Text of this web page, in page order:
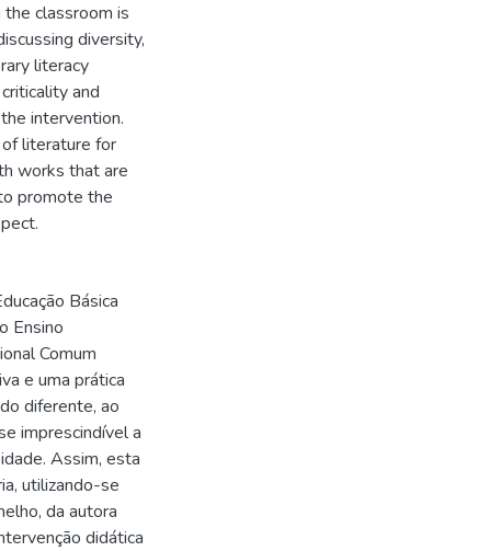
classroom is
diversity,
literacy
and
intervention.
literature for
works that are
promote the
Básica
Ensino
Comum
e uma prática
diferente, ao
imprescindível a
Assim, esta
utilizando-se
da autora
didática